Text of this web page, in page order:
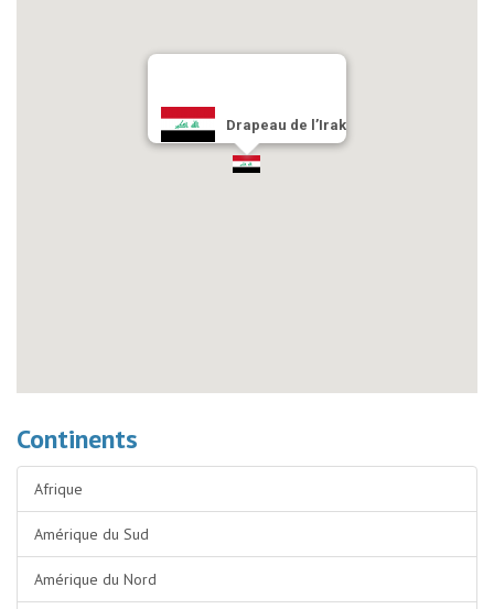
Drapeau de l’Irak
Continents
Afrique
Amérique du Sud
Amérique du Nord